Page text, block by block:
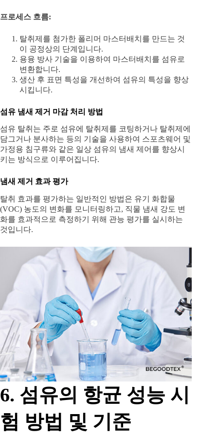
프로세스 흐름:
탈취제를 첨가한 폴리머 마스터배치를 만드는 것
이 공정상의 단계입니다.
용융 방사 기술을 이용하여 마스터배치를 섬유로
변환합니다.
생산 후 표면 특성을 개선하여 섬유의 특성을 향상
시킵니다.
섬유 냄새 제거 마감 처리 방법
섬유 탈취는 주로 섬유에 탈취제를 코팅하거나 탈취제에
담그거나 분사하는 등의 기술을 사용하여 스포츠웨어 및
가정용 침구류와 같은 일상 섬유의 냄새 제어를 향상시
키는 방식으로 이루어집니다.
냄새 제거 효과 평가
탈취 효과를 평가하는 일반적인 방법은 유기 화합물
(VOC) 농도의 변화를 모니터링하고, 직물 냄새 강도 변
화를 효과적으로 측정하기 위해 관능 평가를 실시하는
것입니다.
6. 섬유의 항균 성능 시
험 방법 및 기준